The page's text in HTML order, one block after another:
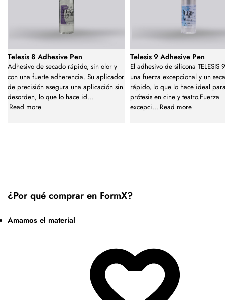
Telesis 8 Adhesive Pen
Adhesivo de secado rápido, sin olor y
con una fuerte adherencia. Su aplicador
de precisión asegura una aplicación sin
desorden, lo que lo hace id...
Read more
Telesis 9 Adhesive Pen
El adhesivo de silicona TELESIS
una fuerza excepcional y un
rápido, lo que lo hace ideal
prótesis en cine y teatro.Fuerza
excepci... Read more
¿Por qué comprar en FormX?
Amamos el material